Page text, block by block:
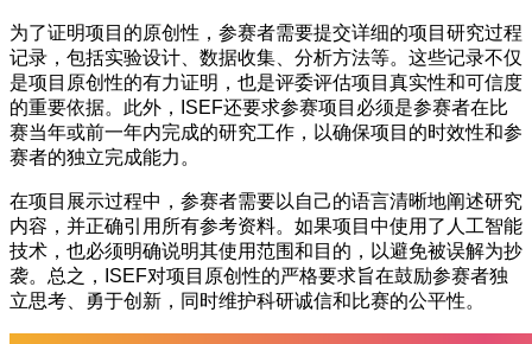
为了证明项目的原创性，参赛者需要提交详细的项目研究过程
记录，包括实验设计、数据收集、分析方法等。这些记录不仅
是项目原创性的有力证明，也是评委评估项目真实性和可信度
的重要依据。此外，ISEF还要求参赛项目必须是参赛者在比
赛当年或前一年内完成的研究工作，以确保项目的时效性和参
赛者的独立完成能力。
在项目展示过程中，参赛者需要以自己的语言清晰地阐述研究
内容，并正确引用所有参考资料。如果项目中使用了人工智能
技术，也必须明确说明其使用范围和目的，以避免被误解为抄
袭。总之，ISEF对项目原创性的严格要求旨在鼓励参赛者独
立思考、勇于创新，同时维护科研诚信和比赛的公平性。